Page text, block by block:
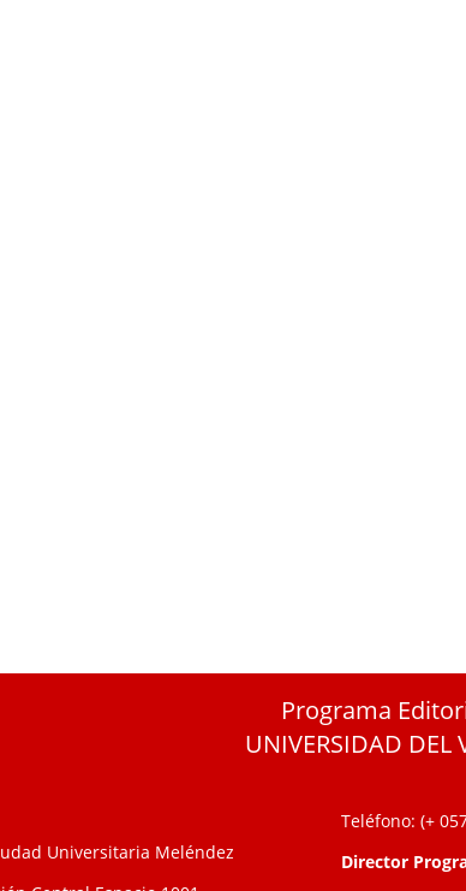
Programa
UNIVERSIDAD DEL
Universitaria Meléndez
Teléfono: (+
Director